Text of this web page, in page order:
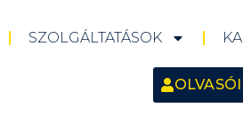
SZOLGÁLTATÁSOK